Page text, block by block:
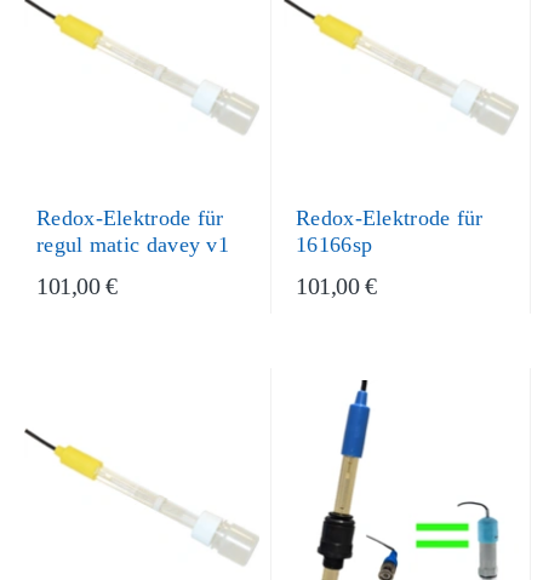
Redox-Elektrode für
regul matic davey v1
101,00 €
Redox-Elektrode für
16166sp
101,00 €